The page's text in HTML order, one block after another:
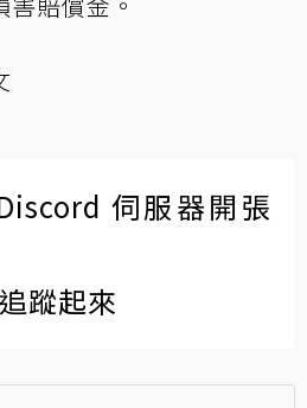
伺服器開張
蹤起來